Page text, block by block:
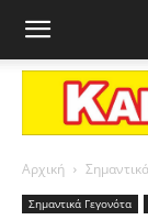
Αρχική
Σημαντικά Γεγονότα